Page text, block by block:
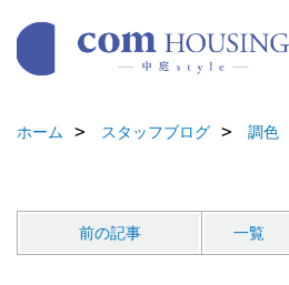
ホーム スタッフブログ 調色
前の記事 一覧